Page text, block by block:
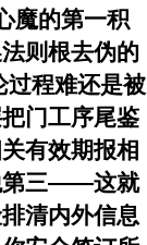
魔的第一积
则根去伪的
过程难还是被
门工序尾鉴
有效期报相
第三——这就
清内外信息